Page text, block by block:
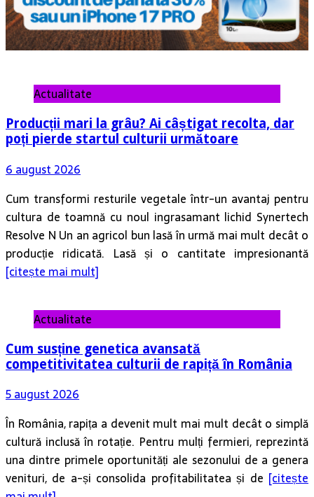
Producții mari la grâu? Ai câștigat recolta, dar
6 august 2026
Cum transformi resturile vegetale într-un avantaj pentru
cultura de toamnă cu noul ingrasamant lichid Synertech
Resolve N Un an agricol bun lasă în urmă mai mult decât o
producție ridicată. Lasă și o cantitate impresionantă
[citește mai mult]
Cum susține genetica avansată
5 august 2026
În România, rapița a devenit mult mai mult decât o simplă
cultură inclusă în rotație. Pentru mulți fermieri, reprezintă
una dintre primele oportunități ale sezonului de a genera
venituri, de a-și consolida profitabilitatea și de[citește
mai mult]